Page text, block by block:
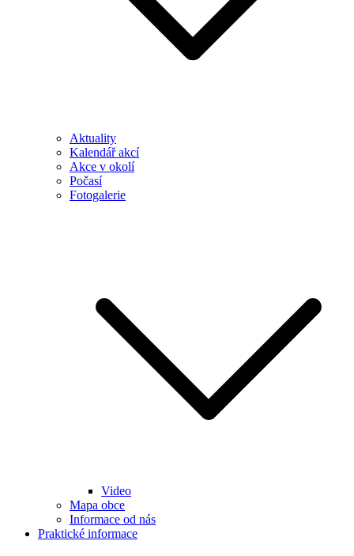
Aktuality
Kalendář akcí
Akce v okolí
Počasí
Fotogalerie
Video
Mapa obce
Informace od nás
Praktické informace